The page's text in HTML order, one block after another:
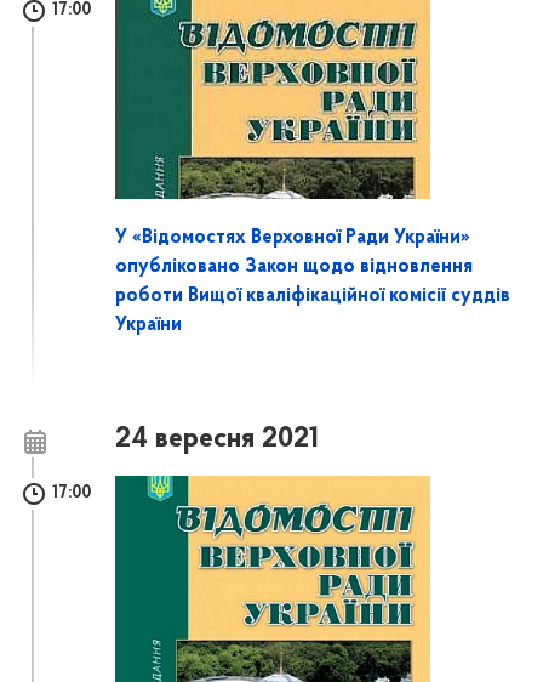
17:00
У «Відомостях Верховної Ради України»
опубліковано Закон щодо відновлення
роботи Вищої кваліфікаційної комісії суддів
України
24 вересня 2021
17:00